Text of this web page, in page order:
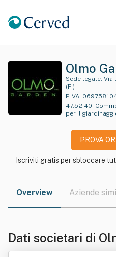
Olmo
Sede legale:
(FI)
P.IVA:
47.52.40:
per il
PROVA
Iscriviti gratis per sbloccare
Overview Aziende
Dati societari di